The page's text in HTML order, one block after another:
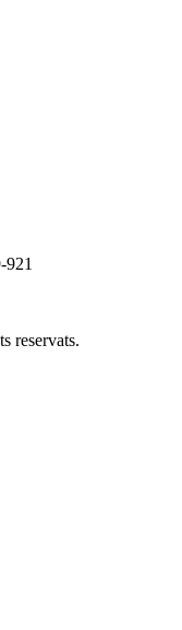
921
reservats.